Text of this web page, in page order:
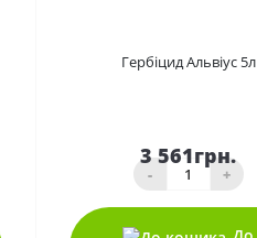
Гербіцид Альвіус 5л
3 561грн.
- +